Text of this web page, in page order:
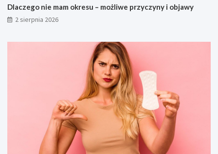
Dlaczego nie mam okresu – możliwe przyczyny i objawy
2 sierpnia 2026